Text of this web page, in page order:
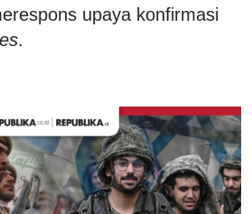
upaya konfirmasi
.